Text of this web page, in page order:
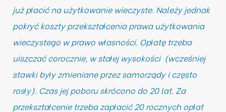
już płacić na użytkowanie wieczyste. Należy jednak
pokryć koszty przekształcenia prawa użytkowania
wieczystego w prawo własności. Opłatę trzeba
uiszczać corocznie, w stałej wysokości (wcześniej
stawki były zmieniane przez samorządy i często
rosły). Czas jej poboru skrócono do 20 lat. Za
przekształcenie trzeba zapłacić 20 rocznych opłat